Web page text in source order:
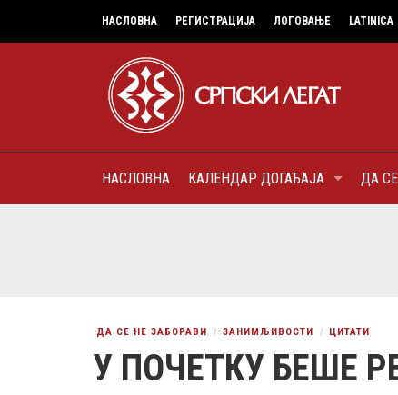
НАСЛОВНА РЕГИСТРАЦИЈА ЛОГОВАЊЕ LATINICA
НАСЛОВНА КАЛЕНДАР ДОГАЂАЈА ДА
ДА СЕ НЕ ЗАБОРАВИ ЗАНИМЉИВОСТИ ЦИТАТИ
У ПОЧЕТКУ БЕШЕ